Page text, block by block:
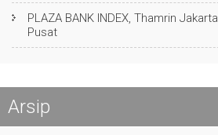
PLAZA BANK INDEX, Thamrin Jakarta
Pusat
Arsip